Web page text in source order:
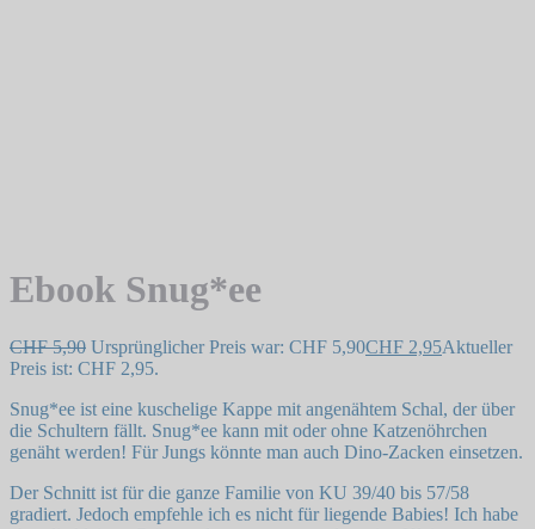
Ebook Snug*ee
CHF5,90 Ursprünglicher Preis war: CHF 5,90CHF 2,95Aktueller
Preis ist: CHF 2,95.
Snug*ee ist eine kuschelige Kappe mit angenähtem Schal, der über
die Schultern fällt. Snug*ee kann mit oder ohne Katzenöhrchen
genäht werden! Für Jungs könnte man auch Dino-Zacken einsetzen.
Der Schnitt ist für die ganze Familie von KU 39/40 bis 57/58
gradiert. Jedoch empfehle ich es nicht für liegende Babies! Ich habe